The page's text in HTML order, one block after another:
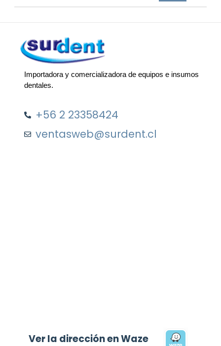
Importadora y comercializadora de equipos e insumos
dentales.
+56 2 23358424
ventasweb@surdent.cl
Ver la dirección en Waze